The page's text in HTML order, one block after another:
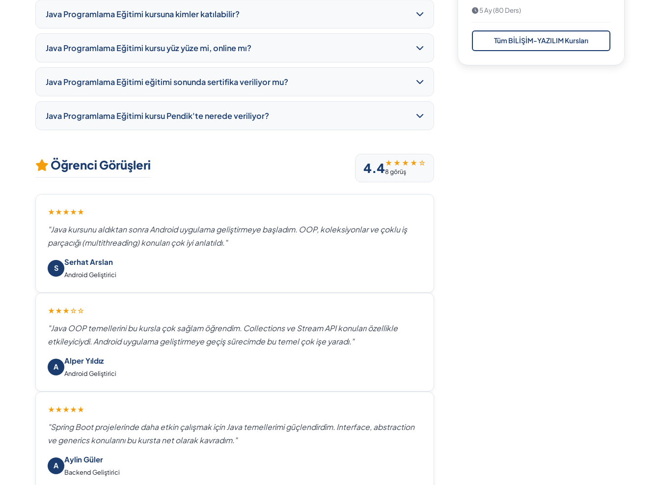
Java Programlama Eğitimi kursuna kimler katılabilir?
Java Programlama Eğitimi kursu yüz yüze mi, online mı?
Java Programlama Eğitimi eğitimi sonunda sertifika veriliyor mu?
Java Programlama Eğitimi kursu Pendik'te nerede veriliyor?
Öğrenci Görüşleri 4.4★ ★ ★ ★ ☆
8 görüş
★★★★★
"Java kursunu aldıktan sonra Android uygulama geliştirmeye başladım. OOP, koleksiyonlar ve çoklu iş
parçacığı (multithreading) konuları çok iyi anlatıldı."
S
Serhat Arslan
Android Geliştirici
★★★☆☆
"Java OOP temellerini bu kursla çok sağlam öğrendim. Collections ve Stream API konuları özellikle
etkileyiciydi. Android uygulama geliştirmeye geçiş sürecimde bu temel çok işe yaradı."
A
Alper Yıldız
Android Geliştirici
★★★★★
"Spring Boot projelerinde daha etkin çalışmak için Java temellerimi güçlendirdim. Interface, abstraction
ve generics konularını bu kursta net olarak kavradım."
A
Aylin Güler
Backend Geliştirici
5 Ay (80 Ders)
Tüm BİLİŞİM-YAZILIM Kursları